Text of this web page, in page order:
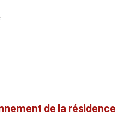
de la résidence